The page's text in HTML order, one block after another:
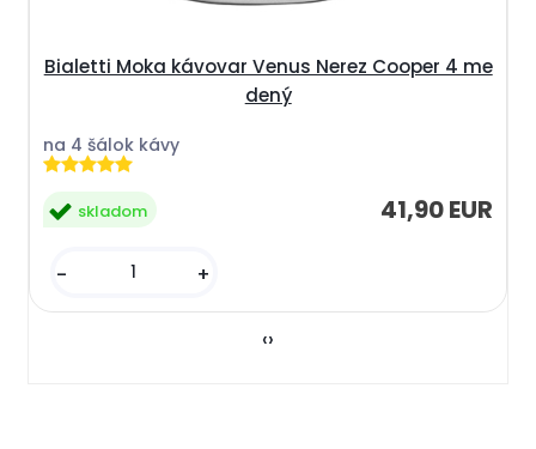
Bialetti Moka kávovar Venus Nerez Cooper 4 me
dený
na 4 šálok kávy
41,90 EUR
- +
skladom
‹›